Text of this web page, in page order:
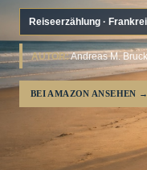
Reiseerzählung ·
AUTOR:Andreas M.
BEI AMAZON ANSEHEN →